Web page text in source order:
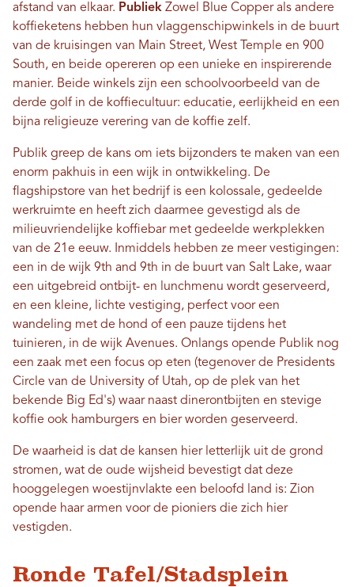
afstand van elkaar. Publiek Zowel Blue Copper als andere
koffieketens hebben hun vlaggenschipwinkels in de buurt
van de kruisingen van Main Street, West Temple en 900
South, en beide opereren op een unieke en inspirerende
manier. Beide winkels zijn een schoolvoorbeeld van de
derde golf in de koffiecultuur: educatie, eerlijkheid en een
bijna religieuze verering van de koffie zelf.
Publik greep de kans om iets bijzonders te maken van een
enorm pakhuis in een wijk in ontwikkeling. De
flagshipstore van het bedrijf is een kolossale, gedeelde
werkruimte en heeft zich daarmee gevestigd als de
milieuvriendelijke koffiebar met gedeelde werkplekken
van de 21e eeuw. Inmiddels hebben ze meer vestigingen:
een in de wijk 9th and 9th in de buurt van Salt Lake, waar
een uitgebreid ontbijt- en lunchmenu wordt geserveerd,
en een kleine, lichte vestiging, perfect voor een
wandeling met de hond of een pauze tijdens het
tuinieren, in de wijk Avenues. Onlangs opende Publik nog
een zaak met een focus op eten (tegenover de Presidents
Circle van de University of Utah, op de plek van het
bekende Big Ed's) waar naast dinerontbijten en stevige
koffie ook hamburgers en bier worden geserveerd.
De waarheid is dat de kansen hier letterlijk uit de grond
stromen, wat de oude wijsheid bevestigt dat deze
hooggelegen woestijnvlakte een beloofd land is: Zion
opende haar armen voor de pioniers die zich hier
vestigden.
Ronde Tafel/Stadsplein